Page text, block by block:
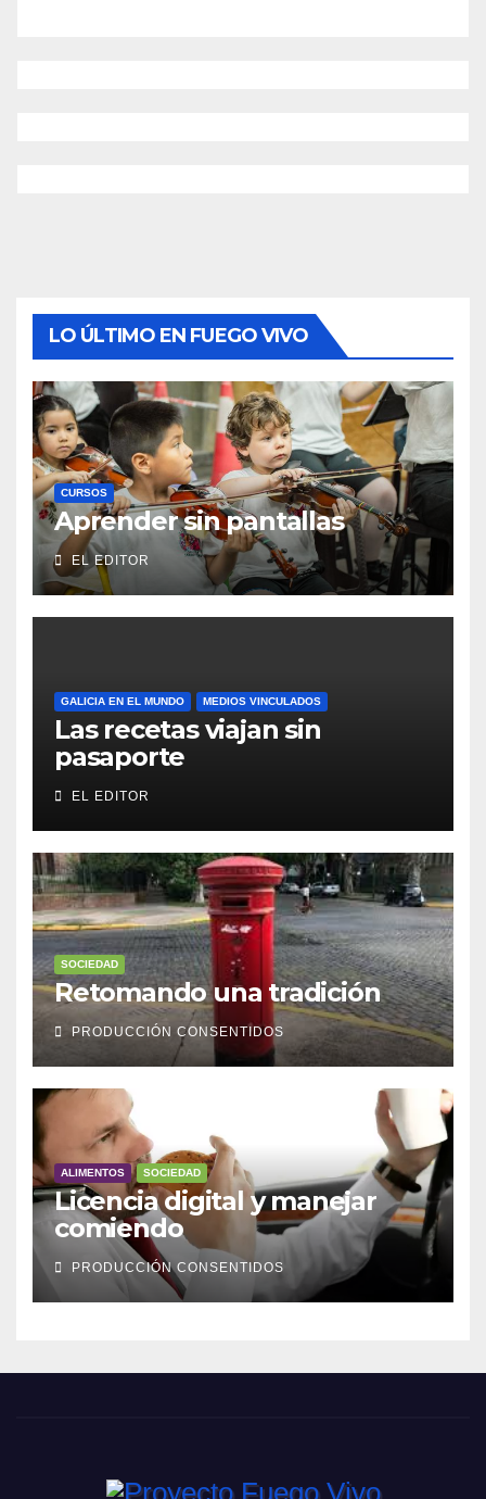
LO ÚLTIMO EN FUEGO VIVO
CURSOS
Aprender sin pantallas
EL EDITOR
GALICIA EN EL MUNDO MEDIOS VINCULADOS
Las recetas viajan sin
pasaporte
EL EDITOR
SOCIEDAD
Retomando una tradición
PRODUCCIÓN CONSENTIDOS
ALIMENTOS SOCIEDAD
Licencia digital y manejar
comiendo
PRODUCCIÓN CONSENTIDOS